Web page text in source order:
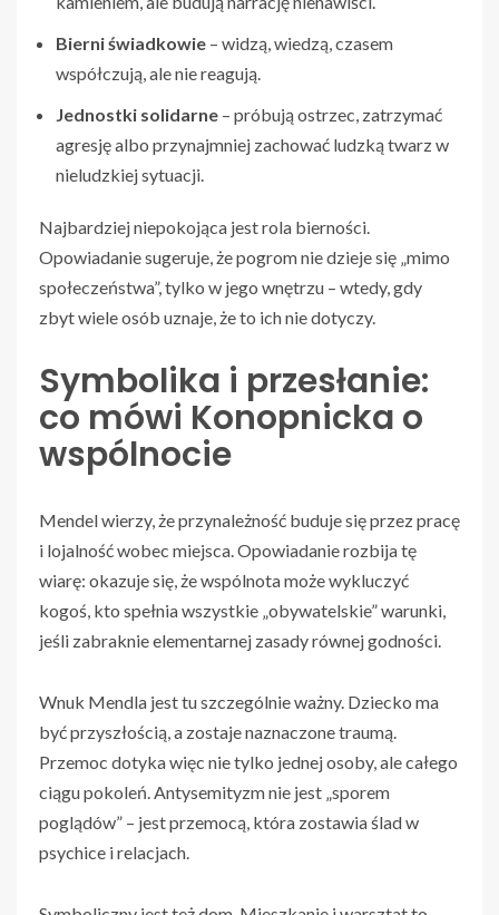
Bierni świadkowie – widzą, wiedzą, czasem
współczują, ale nie reagują.
Jednostki solidarne – próbują ostrzec, zatrzymać
agresję albo przynajmniej zachować ludzką twarz w
nieludzkiej sytuacji.
Najbardziej niepokojąca jest rola bierności.
Opowiadanie sugeruje, że pogrom nie dzieje się „mimo
społeczeństwa”, tylko w jego wnętrzu – wtedy, gdy
zbyt wiele osób uznaje, że to ich nie dotyczy.
Symbolika i przesłanie:
co mówi Konopnicka o
wspólnocie
Mendel wierzy, że przynależność buduje się przez pracę
i lojalność wobec miejsca. Opowiadanie rozbija tę
wiarę: okazuje się, że wspólnota może wykluczyć
kogoś, kto spełnia wszystkie „obywatelskie” warunki,
jeśli zabraknie elementarnej zasady równej godności.
Wnuk Mendla jest tu szczególnie ważny. Dziecko ma
być przyszłością, a zostaje naznaczone traumą.
Przemoc dotyka więc nie tylko jednej osoby, ale całego
ciągu pokoleń. Antysemityzm nie jest „sporem
poglądów” – jest przemocą, która zostawia ślad w
psychice i relacjach.